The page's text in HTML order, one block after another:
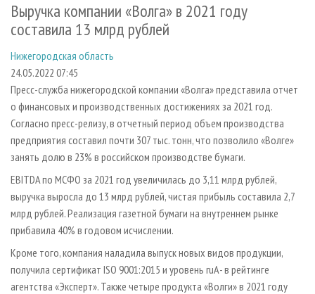
ЛЕСОПИЛЕНИЕ
СУШКА ДРЕВЕСИНЫ
ПРОИЗВОДСТВО ДРЕВЕСНЫХ ПЛИТ
ДЕРЕВЯННОЕ ДОМОСТРОЕНИЕ
ПРОИЗВОДСТВО МЕБЕЛИ
БИОЭНЕРГЕТИКА
ЦБП
ИНСТРУМЕНТ И МАТЕРИАЛЫ
НОВОСТИ ЖУРНАЛА
ПРЕДПРИЯТИЯ ЛПК
ПЕРСОНЫ
МОБИЛЬНЫЕ ВЫСТАВКИ
ОФИЦИАЛЬНЫЕ ДЕЛЕГАЦИИ
ПРИОРИТЕТНЫЕ ИНВЕСТПРОЕКТЫ
RUSSIAN FORESTRY REVIEW
ГАЗЕТА ЛЕСПРОМФОРУМ
БИБЛИОТЕКА СПЕЦИАЛИСТА
АРХИВ ЖУРНАЛОВ
О ЖУРНАЛЕ
КОНТАКТЫ
РЕКЛАМОДАТЕЛЯМ
РЕКЛАМА
РЕКЛАМА НА САЙТЕ
Выручка компании «Волга» в 2021 году
составила 13 млрд рублей
Нижегородская область
24.05.2022 07:45
Пресс-служба нижегородской компании «Волга» представила отчет
о финансовых и производственных достижениях за 2021 год.
Согласно пресс-релизу, в отчетный период объем производства
предприятия составил почти 307 тыс. тонн, что позволило «Волге»
занять долю в 23% в российском производстве бумаги.
EBITDA по МСФО за 2021 год увеличилась до 3,11 млрд рублей,
выручка выросла до 13 млрд рублей, чистая прибыль составила 2,7
млрд рублей. Реализация газетной бумаги на внутреннем рынке
прибавила 40% в годовом исчислении.
Кроме того, компания наладила выпуск новых видов продукции,
получила сертификат ISO 9001:2015 и уровень ruА- в рейтинге
агентства «Эксперт». Также четыре продукта «Волги» в 2021 году